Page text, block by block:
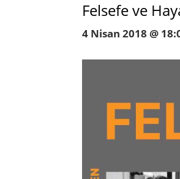
Felsefe ve
4 Nisan 2018 @